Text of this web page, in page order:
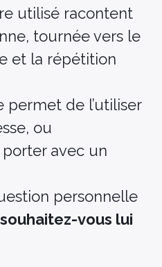
utilisé racontent
tournée vers le
et la répétition
permet de l’utiliser
ou
avec un
personnelle
vous lui